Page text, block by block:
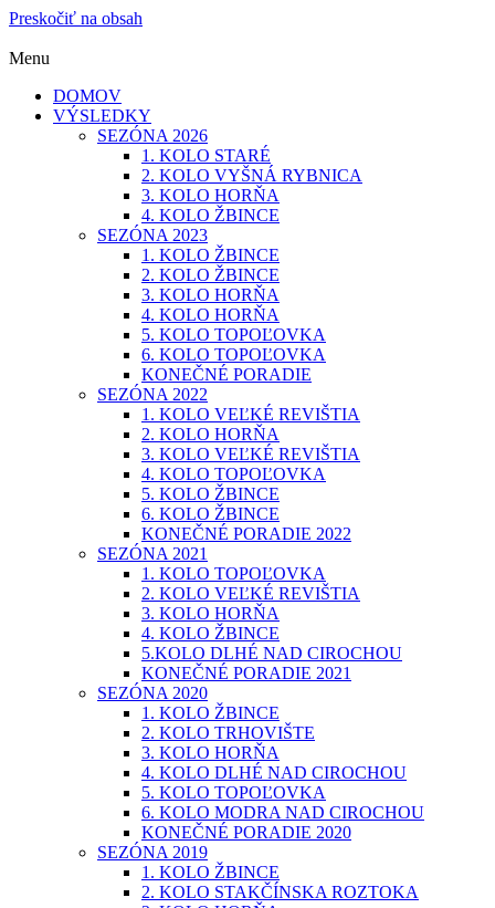
Preskočiť na obsah
Menu
DOMOV
VÝSLEDKY
SEZÓNA 2026
1. KOLO STARÉ
2. KOLO VYŠNÁ RYBNICA
3. KOLO HORŇA
4. KOLO ŽBINCE
SEZÓNA 2023
1. KOLO ŽBINCE
2. KOLO ŽBINCE
3. KOLO HORŇA
4. KOLO HORŇA
5. KOLO TOPOĽOVKA
6. KOLO TOPOĽOVKA
KONEČNÉ PORADIE
SEZÓNA 2022
1. KOLO VEĽKÉ REVIŠTIA
2. KOLO HORŇA
3. KOLO VEĽKÉ REVIŠTIA
4. KOLO TOPOĽOVKA
5. KOLO ŽBINCE
6. KOLO ŽBINCE
KONEČNÉ PORADIE 2022
SEZÓNA 2021
1. KOLO TOPOĽOVKA
2. KOLO VEĽKÉ REVIŠTIA
3. KOLO HORŇA
4. KOLO ŽBINCE
5.KOLO DLHÉ NAD CIROCHOU
KONEČNÉ PORADIE 2021
SEZÓNA 2020
1. KOLO ŽBINCE
2. KOLO TRHOVIŠTE
3. KOLO HORŇA
4. KOLO DLHÉ NAD CIROCHOU
5. KOLO TOPOĽOVKA
6. KOLO MODRA NAD CIROCHOU
KONEČNÉ PORADIE 2020
SEZÓNA 2019
1. KOLO ŽBINCE
2. KOLO STAKČÍNSKA ROZTOKA